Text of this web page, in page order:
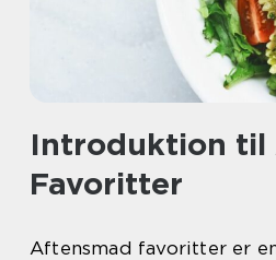
Introduktion til
Favoritter
Aftensmad favoritter er